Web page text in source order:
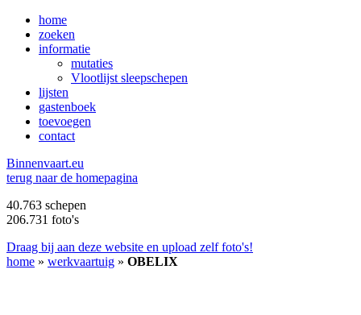
home
zoeken
informatie
mutaties
Vlootlijst sleepschepen
lijsten
gastenboek
toevoegen
contact
Binnenvaart.eu
terug naar de homepagina
40.763 schepen
206.731 foto's
Draag bij aan deze website en upload zelf foto's!
home » werkvaartuig » OBELIX